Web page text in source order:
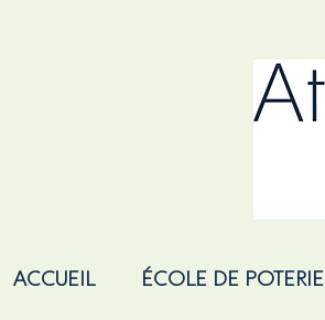
ACCUEIL ÉCOLE DE POTERIE